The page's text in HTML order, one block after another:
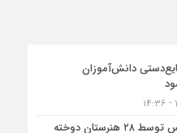
دانش‌آموزان
لباس فرم مدارس توسط ۲۸ هنرستان‌ دوخته